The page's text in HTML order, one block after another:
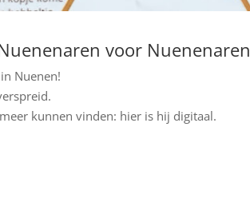
voor Nuenenaren
Nuenen!
kunnen vinden: hier is hij digitaal.